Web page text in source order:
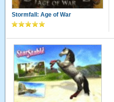
Stormfall: Age of War